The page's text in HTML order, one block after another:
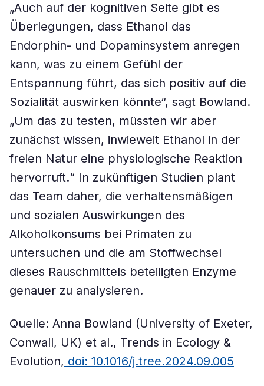
„Auch auf der kognitiven Seite gibt es
Überlegungen, dass Ethanol das
Endorphin- und Dopaminsystem anregen
kann, was zu einem Gefühl der
Entspannung führt, das sich positiv auf die
Sozialität auswirken könnte“, sagt Bowland.
„Um das zu testen, müssten wir aber
zunächst wissen, inwieweit Ethanol in der
freien Natur eine physiologische Reaktion
hervorruft.“ In zukünftigen Studien plant
das Team daher, die verhaltensmäßigen
und sozialen Auswirkungen des
Alkoholkonsums bei Primaten zu
untersuchen und die am Stoffwechsel
dieses Rauschmittels beteiligten Enzyme
genauer zu analysieren.
Quelle: Anna Bowland (University of Exeter,
Conwall, UK) et al., Trends in Ecology &
Evolution, doi: 10.1016/j.tree.2024.09.005